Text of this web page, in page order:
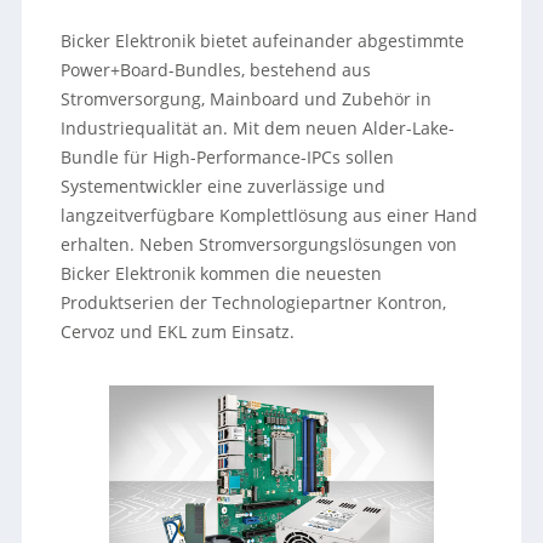
Bicker Elektronik bietet aufeinander abgestimmte
Power+Board-Bundles, bestehend aus
Stromversorgung, Mainboard und Zubehör in
Industriequalität an. Mit dem neuen Alder-Lake-
Bundle für High-Performance-IPCs sollen
Systementwickler eine zuverlässige und
langzeitverfügbare Komplettlösung aus einer Hand
erhalten. Neben Stromversorgungslösungen von
Bicker Elektronik kommen die neuesten
Produktserien der Technologiepartner Kontron,
Cervoz und EKL zum Einsatz.